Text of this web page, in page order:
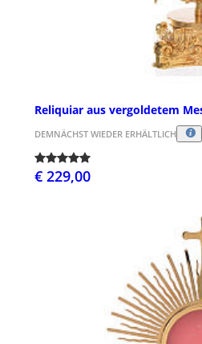
Reliquiar aus vergoldetem
DEMNÄCHST WIEDER ERHÄLTLICH
€ 229,00